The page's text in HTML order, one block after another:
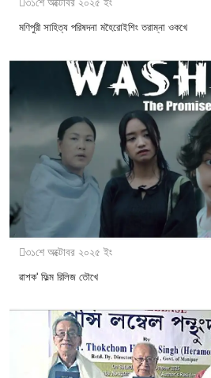
৩১শে অক্টোবর ২০২৫ ইং
মণিপুরী সাহিত্য পরিষদনা মহৈরোইশিং তরাম্না ওকখে
৩১শে অক্টোবর ২০২৫ ইং
ৱাশক' ফিল্ম রিলিজ তৌখে